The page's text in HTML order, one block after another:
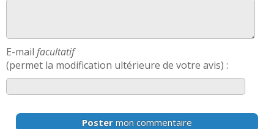
E-mail facultatif
(permet la modification ultérieure de votre avis) :
Poster mon commentaire